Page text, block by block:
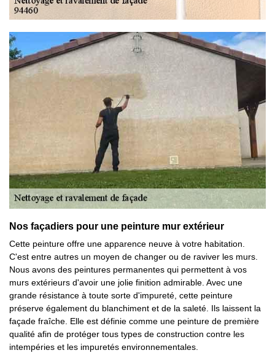
Nos façadiers pour une peinture mur extérieur
Cette peinture offre une apparence neuve à votre habitation.
C'est entre autres un moyen de changer ou de raviver les murs.
Nous avons des peintures permanentes qui permettent à vos
murs extérieurs d'avoir une jolie finition admirable. Avec une
grande résistance à toute sorte d'impureté, cette peinture
préserve également du blanchiment et de la saleté. Ils laissent la
façade fraîche. Elle est définie comme une peinture de première
qualité afin de protéger tous types de construction contre les
intempéries et les impuretés environnementales.